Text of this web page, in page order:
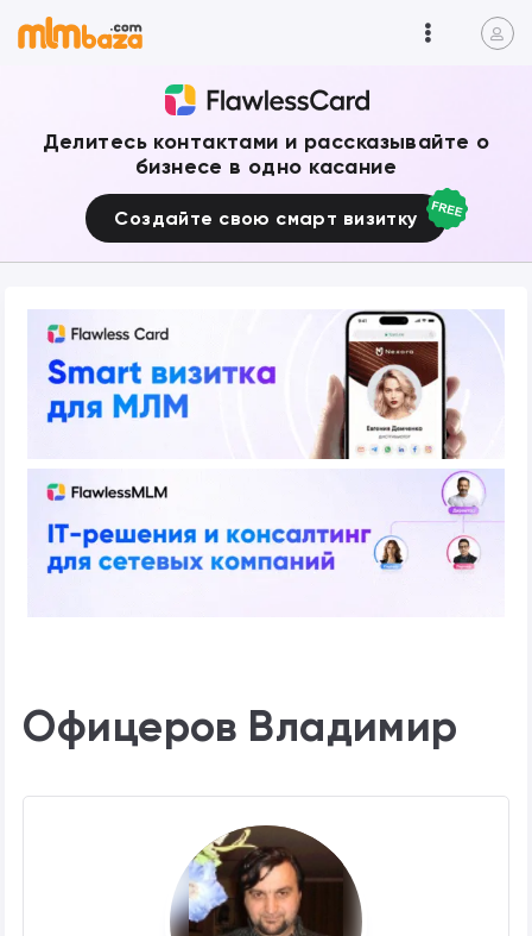
Делитесь контактами и рассказывайте о
бизнесе в одно касание
Создайте свою смарт визитку
Офицеров Владимир